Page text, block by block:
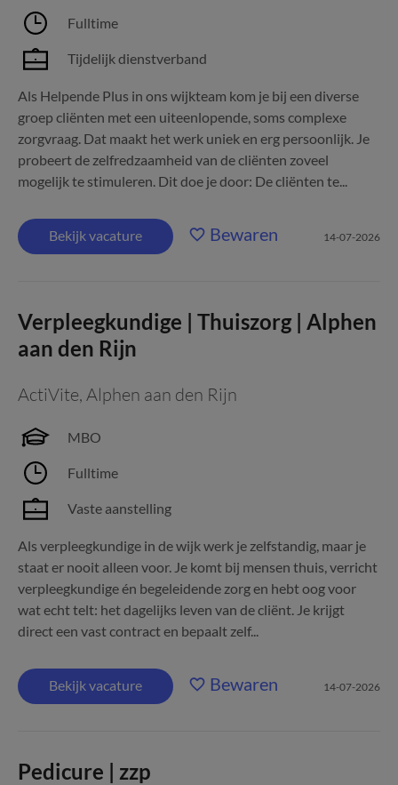
Fulltime
Tijdelijk dienstverband
Als Helpende Plus in ons wijkteam kom je bij een diverse
groep cliënten met een uiteenlopende, soms complexe
zorgvraag. Dat maakt het werk uniek en erg persoonlijk. Je
probeert de zelfredzaamheid van de cliënten zoveel
mogelijk te stimuleren. Dit doe je door: De cliënten te...
Bekijk vacature Bewaren 14-07-2026
Verpleegkundige | Thuiszorg | Alphen
aan den Rijn
ActiVite, Alphen aan den Rijn
MBO
Fulltime
Vaste aanstelling
Als verpleegkundige in de wijk werk je zelfstandig, maar je
staat er nooit alleen voor. Je komt bij mensen thuis, verricht
verpleegkundige én begeleidende zorg en hebt oog voor
wat echt telt: het dagelijks leven van de cliënt. Je krijgt
direct een vast contract en bepaalt zelf...
Bekijk vacature Bewaren 14-07-2026
Pedicure | zzp